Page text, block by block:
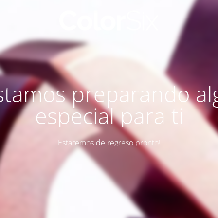
preparando
especial para ti
Estaremos de regreso pronto!